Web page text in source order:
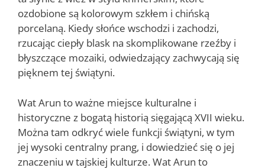
ozdobione są kolorowym szkłem i chińską
porcelaną. Kiedy słońce wschodzi i zachodzi,
rzucając ciepły blask na skomplikowane rzeźby i
błyszczące mozaiki, odwiedzający zachwycają się
pięknem tej świątyni.
Wat Arun to ważne miejsce kulturalne i
historyczne z bogatą historią sięgającą XVII wieku.
Można tam odkryć wiele funkcji świątyni, w tym
jej wysoki centralny prang, i dowiedzieć się o jej
znaczeniu w tajskiej kulturze. Wat Arun to